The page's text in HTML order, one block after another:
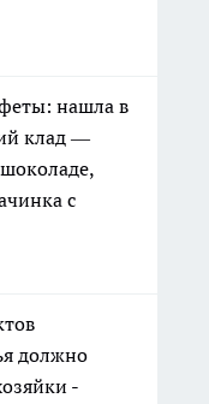
нашла в
клад —
с
должно
-